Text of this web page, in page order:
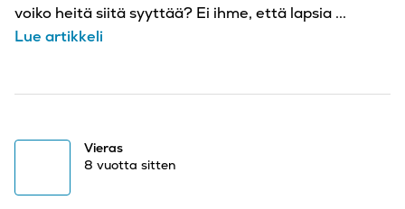
voiko heitä siitä syyttää? Ei ihme, että lapsia ...
Lue artikkeli
Vieras
8 vuotta sitten